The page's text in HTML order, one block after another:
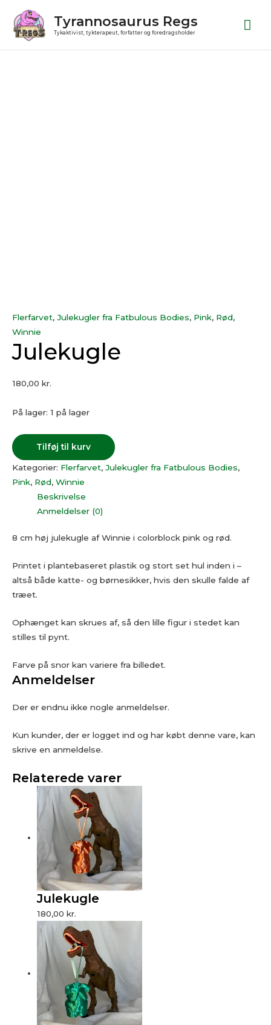
indholdet
Tyrannosaurus Regs
Tykaktivist, tykterapeut, forfatter og foredragsholder
Flerfarvet, Julekugler fra Fatbulous Bodies, Pink, Rød,
Winnie
Julekugle
180,00 kr.
På lager: 1 på lager
Tilføj til kurv
Kategorier: Flerfarvet, Julekugler fra Fatbulous Bodies,
Pink, Rød, Winnie
Beskrivelse
Anmeldelser (0)
8 cm høj julekugle af Winnie i colorblock pink og rød.
Printet i plantebaseret plastik og stort set hul inden i –
altså både katte- og børnesikker, hvis den skulle falde af
træet.
Ophænget kan skrues af, så den lille figur i stedet kan
stilles til pynt.
Farve på snor kan variere fra billedet.
Anmeldelser
Der er endnu ikke nogle anmeldelser.
Kun kunder, der er logget ind og har købt denne vare, kan
skrive en anmeldelse.
Relaterede varer
Julekugle
180,00kr.